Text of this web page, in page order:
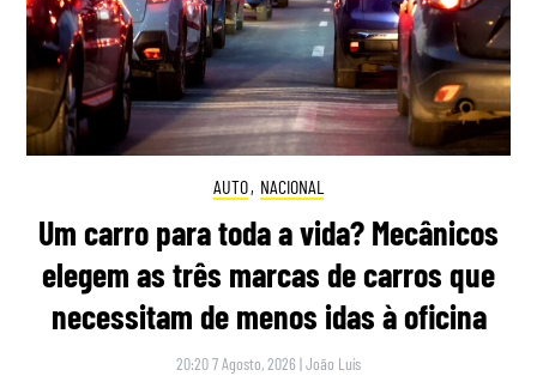
AUTO, NACIONAL
Um carro para toda a vida? Mecânicos
elegem as três marcas de carros que
necessitam de menos idas à oficina
20:20 7 Agosto, 2026 |João Luís